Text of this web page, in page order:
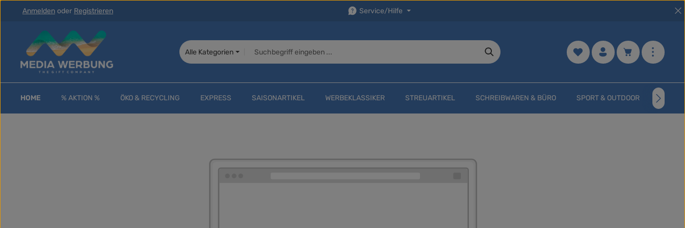
Hauptinhalt springen
Zur Suche springen
Zur Hauptnavigation springen
Anmelden oder Registrieren Service/Hilfe
Alle Kategorien
Merkzettel Warenkorb
HOME % AKTION % ÖKO & RECYCLING EXPRESS SAISONARTIKEL WERBEKLASSIKER STREUARTIKEL SCHREIBWAREN & BÜRO SPORT & OUTDOOR NOCH